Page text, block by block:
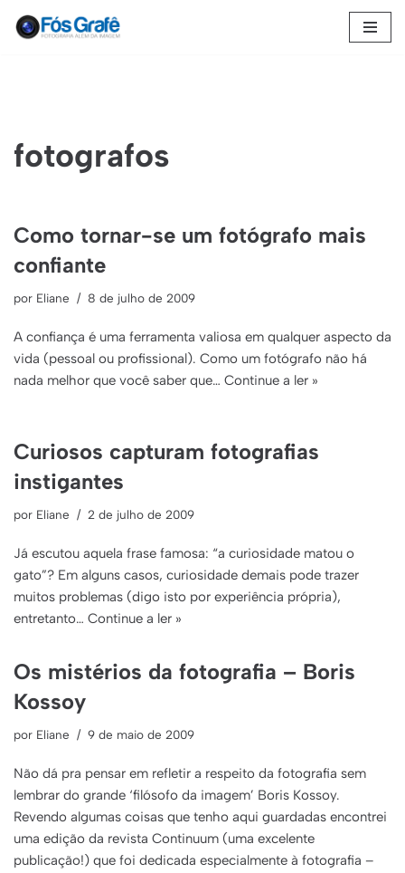
fotografos
Como tornar-se um fotógrafo mais
confiante
por Eliane 8 de julho de 2009
A confiança é uma ferramenta valiosa em qualquer aspecto da
vida (pessoal ou profissional). Como um fotógrafo não há
nada melhor que você saber que… Continue a ler »
Curiosos capturam fotografias
instigantes
por Eliane 2 de julho de 2009
Já escutou aquela frase famosa: “a curiosidade matou o
gato”? Em alguns casos, curiosidade demais pode trazer
muitos problemas (digo isto por experiência própria),
entretanto… Continue a ler »
Os mistérios da fotografia – Boris
Kossoy
por Eliane 9 de maio de 2009
Não dá pra pensar em refletir a respeito da fotografia sem
lembrar do grande ‘filósofo da imagem’ Boris Kossoy.
Revendo algumas coisas que tenho aqui guardadas encontrei
uma edição da revista Continuum (uma excelente
publicação!) que foi dedicada especialmente à fotografia –